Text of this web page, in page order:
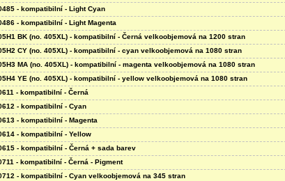
- kompatibilní - Light Cyan
- kompatibilní - Light Magenta
BK (no. 405XL) - kompatibilní - Černá velkoobjemová na 1200 stran
CY (no. 405XL) - kompatibilní - cyan velkoobjemová na 1080 stran
MA (no. 405XL) - kompatibilní - magenta velkoobjemová na 1080 stran
YE (no. 405XL) - kompatibilní - yellow velkoobjemová na 1080 stran
- kompatibilní - Černá
- kompatibilní - Cyan
- kompatibilní - Magenta
- kompatibilní - Yellow
- kompatibilní - Černá + sada barev
- kompatibilní - Černá - Pigment
- kompatibilní - Cyan velkoobjemová na 345 stran